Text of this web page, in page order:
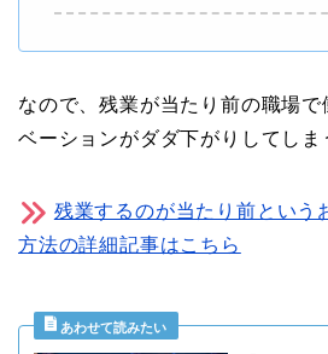
なので、残業が当たり前の職場
ベーションがダダ下がりしてしま
残業するのが当たり前という
方法の詳細記事はこちら